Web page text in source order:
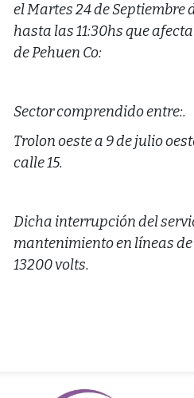
el Martes 24 de Septiembre
hasta las 11:30hs que
de Pehuen Co:
Sector comprendido entre:.
Trolon oeste a 9 de julio
calle 15.
Dicha interrupción del
mantenimiento en líneas
13200 volts.